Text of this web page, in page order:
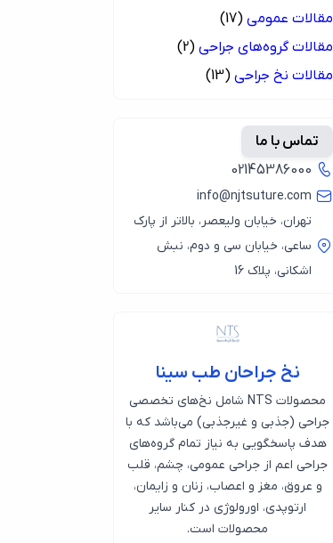
مقالات عمومی (17)
مقالات گروه‌های جراحی (2)
مقالات نخ جراحی (13)
تماس با ما
02145386000
info@njtsuture.com
تهران، خیابان ولیعصر، بالاتر از پارک
ساعی، خیابان سی و دوم، نبش
اشکانی، پلاک 16
نخ جراحان طب سینا
محصولات NTS شامل نخ‌های تخصصی
جراحی (جذبی و غیرجذبی) می‌باشد که با
هدف پاسخگویی به نیاز تمام گروه‌های
جراحی اعم از جراحی عمومی، چشم، قلب
و عروق، مغز و اعصاب، زنان و زایمان،
ارتوپدی، اورولوژی در کنار سایر
محصولات است.